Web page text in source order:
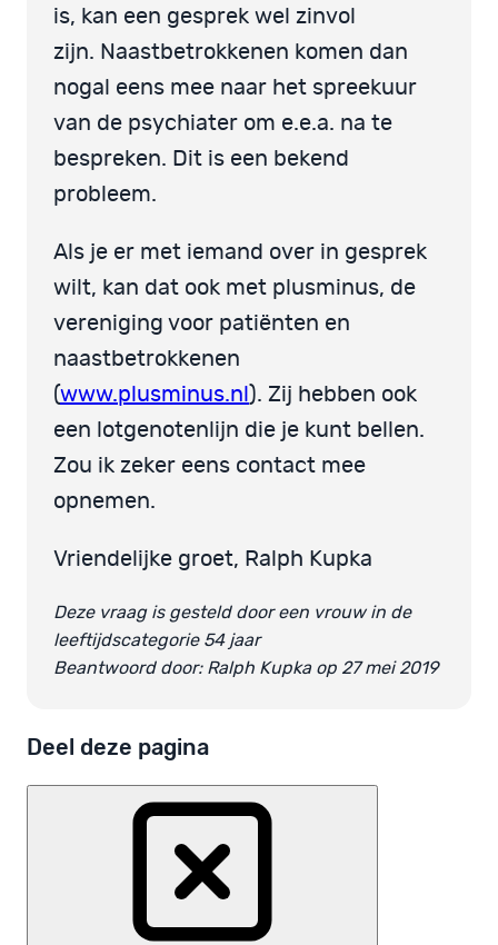
is, kan een gesprek wel zinvol
zijn. Naastbetrokkenen komen dan
nogal eens mee naar het spreekuur
van de psychiater om e.e.a. na te
bespreken. Dit is een bekend
probleem.
Als je er met iemand over in gesprek
wilt, kan dat ook met plusminus, de
vereniging voor patiënten en
naastbetrokkenen
(www.plusminus.nl ). Zij hebben ook
een lotgenotenlijn die je kunt bellen.
Zou ik zeker eens contact mee
opnemen.
Vriendelijke groet, Ralph Kupka
Deze vraag is gesteld door een vrouw in de
leeftijdscategorie 54 jaar
Beantwoord door: Ralph Kupka op 27 mei 2019
Deel deze pagina